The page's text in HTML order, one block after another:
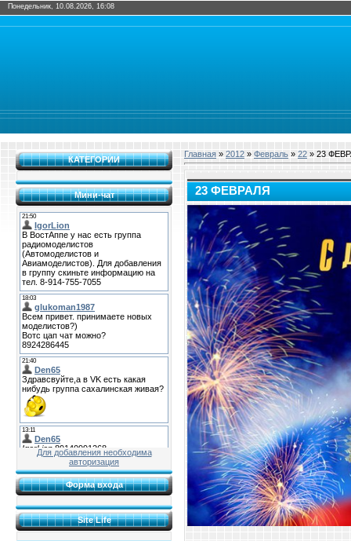
Понедельник, 10.08.2026, 16:08
КАТЕГОРИИ
Мини-чат
Для добавления необходима
авторизация
Форма входа
Site Life
Главная » 2012 » Февраль » 22 » 23
23 ФЕВРАЛЯ